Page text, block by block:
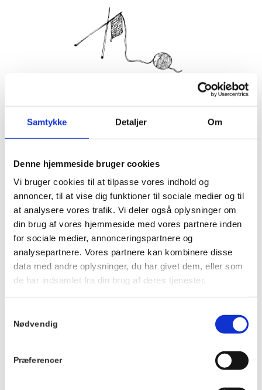
Samtykke Detaljer Om
Denne hjemmeside bruger cookies
Vi bruger cookies til at tilpasse vores indhold og
annoncer, til at vise dig funktioner til sociale medier og til
at analysere vores trafik. Vi deler også oplysninger om
din brug af vores hjemmeside med vores partnere inden
for sociale medier, annonceringspartnere og
analysepartnere. Vores partnere kan kombinere disse
data med andre oplysninger, du har givet dem, eller som
de har indsamlet fra din brug af deres tjenester.
Nødvendig
Præferencer
for alle der synes, det er hyggeligt at mødes og strikke
sammen med andre, og det koster ingenting at være med.
Vi byder på en kop kaffe og te.
Info
Dato:
23. februar 2026
Tidspunkt:
10:00 - 12:00
Strikke Café
Gratis
TILMELD